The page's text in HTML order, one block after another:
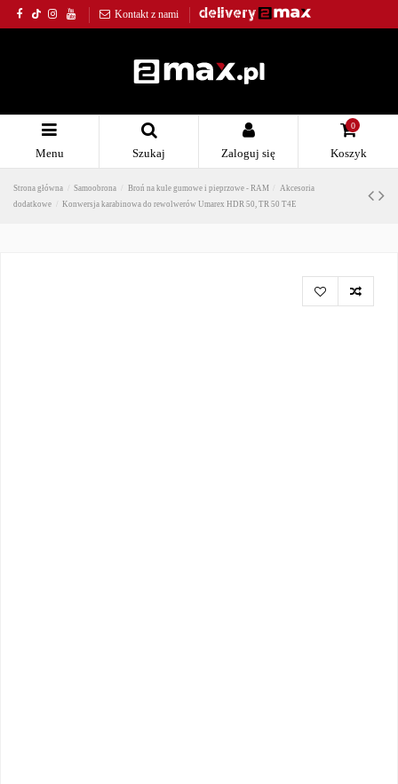
Kontakt z nami
Menu Szukaj Zaloguj się
0
Koszyk
Strona główna Samoobrona Broń na kule gumowe i pieprzowe - RAM
Akcesoria
dodatkowe
Konwersja karabinowa do rewolwerów Umarex HDR 50, TR 50 T4E